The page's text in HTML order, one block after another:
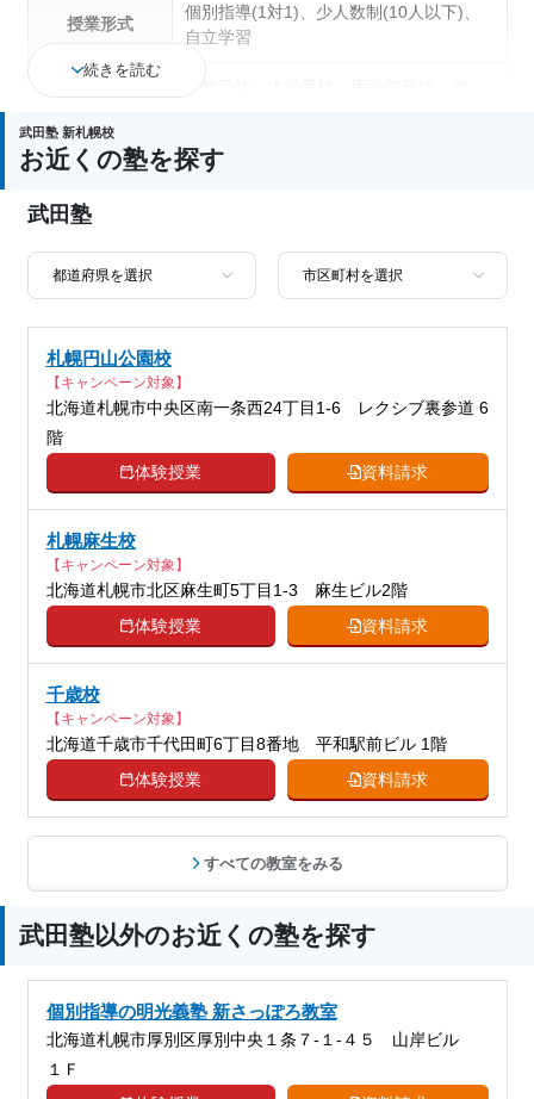
授業形式
個別指導(1対1)、少人数制(10人以下)、
自立学習
通塾の目的
薦入試対策、学校別特化対策、国公立大
中高一貫校生に対応、授業の振替可能、
科目
続きを読む
武田塾 新札幌校
お近くの塾を探す
武田塾
札幌円山公園校
【キャンペーン対象】
北海道札幌市中央区南一条西24丁目1-6 レクシブ裏参道 6
階
体験授業
資料請求
札幌麻生校
【キャンペーン対象】
北海道札幌市北区麻生町5丁目1-3 麻生ビル2階
体験授業
資料請求
千歳校
【キャンペーン対象】
北海道千歳市千代田町6丁目8番地 平和駅前ビル 1階
体験授業
資料請求
すべての教室をみる
武田塾以外のお近くの塾を探す
個別指導の明光義塾 新さっぽろ教室
北海道札幌市厚別区厚別中央１条７-１-４５ 山岸ビル
１Ｆ